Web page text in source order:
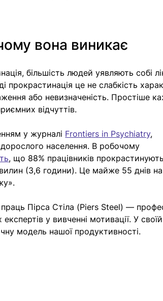
вона виникає
більшість людей уявляють собі
прокрастинація це не слабкість
або невизначеність. Простіше
відчуттів.
у журналі Frontiers in Psychiatry,
населення. В робочому
, що 88% працівників прокрастинують
(3,6 години). Це майже 55 днів на
Пірса Стіла (Piers Steel) —
у вивченні мотивації. У своїй
модель нашої продуктивності.